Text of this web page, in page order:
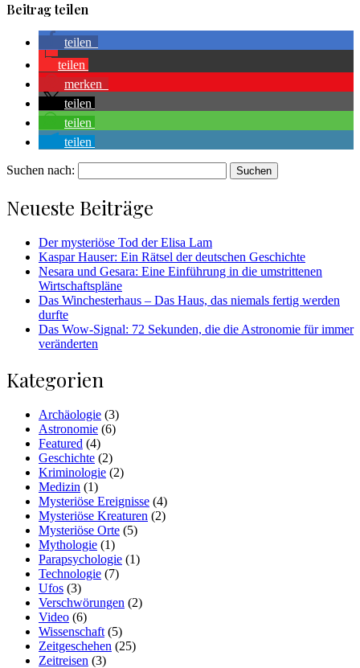
Beitrag teilen
teilen
teilen
merken
teilen
teilen
teilen
Suchen nach:
Neueste Beiträge
Der mysteriöse Tod der Elisa Lam
Kaspar Hauser: Ein Rätsel der deutschen Geschichte
Nesara und Gesara: Eine Einführung in die umstrittenen
Wirtschaftspläne
Das Winchesterhaus – Das Haus, das niemals fertig werden
durfte
Das Wow-Signal: 72 Sekunden, die die Astronomie für immer
veränderten
Kategorien
Archäologie (3)
Astronomie (6)
Featured (4)
Geschichte (2)
Kriminologie (2)
Medizin (1)
Mysteriöse Ereignisse (4)
Mysteriöse Kreaturen (2)
Mysteriöse Orte (5)
Mythologie (1)
Parapsychologie (1)
Technologie (7)
Ufos (3)
Verschwörungen (2)
Video (6)
Wissenschaft (5)
Zeitgeschehen (25)
Zeitreisen (3)